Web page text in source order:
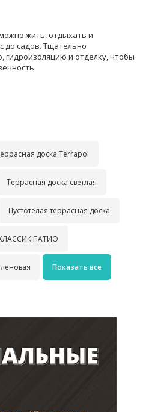
жить, отдыхать и
до садов. Тщательно
и отделку, чтобы
доска Terrapol
Террасная доска светлая
Пустотелая террасная доска
ПАТИО
Показать все